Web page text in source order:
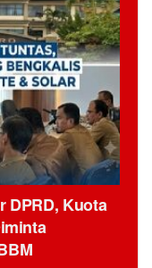
DPRD, Kuota